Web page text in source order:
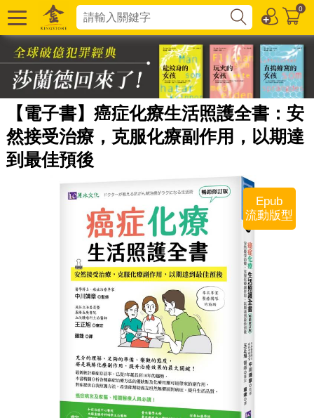
0
【電子書】癌症化療生活照護全書：安
然接受治療，克服化療副作用，以期達
到最佳預後
Epub
流動版型